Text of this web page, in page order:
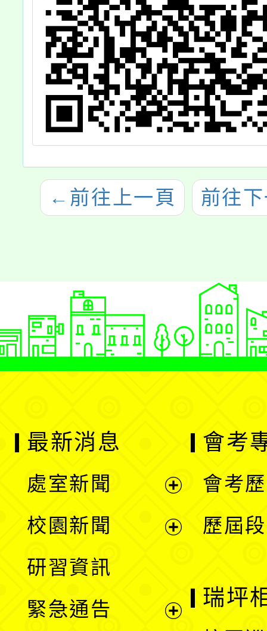
← 前往上一頁 前往
最新消息
處室新聞
單
校園新聞
選
研習資訊
緊急通告
會考
會考
歷屆
瑞坪